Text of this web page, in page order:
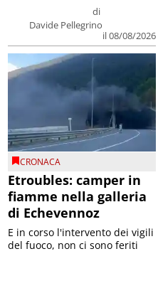
di
Davide Pellegrino
il 08/08/2026
CRONACA
Etroubles: camper in
fiamme nella galleria
di Echevennoz
E in corso l'intervento dei vigili
del fuoco, non ci sono feriti